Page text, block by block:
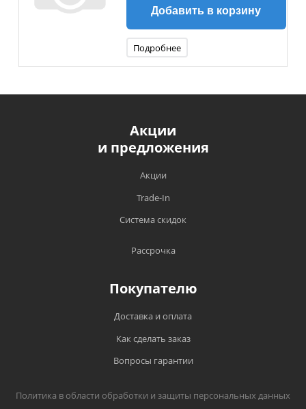
Добавить в корзину
Подробнее
Акции
и предложения
Акции
Trade-In
Система скидок
Рассрочка
Покупателю
Доставка и оплата
Как сделать заказ
Вопросы гарантии
Политика в области обработки и защиты персональных данных